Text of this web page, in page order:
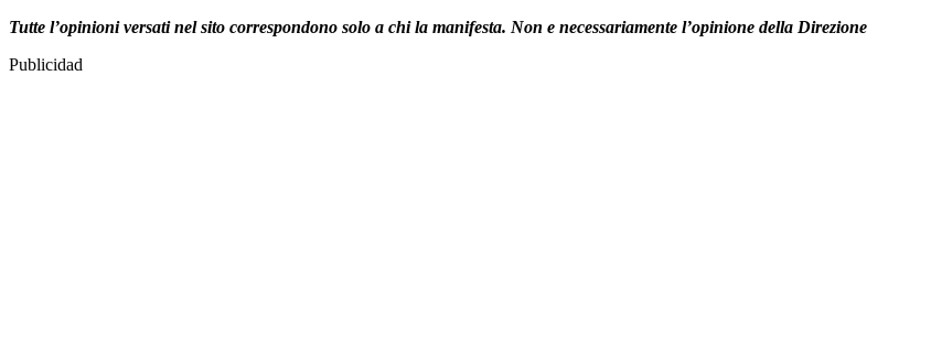
Tutte l’opinioni versati nel sito correspondono solo a chi la manifesta. Non e necessariamente l’opinione della Direzione
Publicidad